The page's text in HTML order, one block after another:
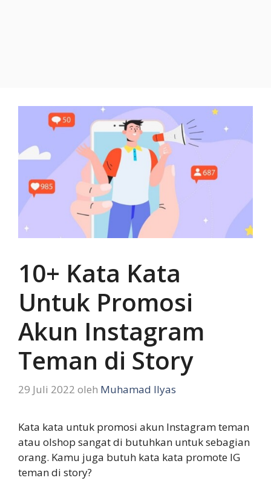
10+ Kata Kata
Untuk Promosi
Akun Instagram
Teman di Story
29 Juli 2022 oleh Muhamad Ilyas
Kata kata untuk promosi akun Instagram teman
atau olshop sangat di butuhkan untuk sebagian
orang. Kamu juga butuh kata kata promote IG
teman di story?